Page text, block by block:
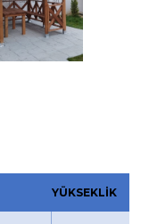
YÜKSEKLİK